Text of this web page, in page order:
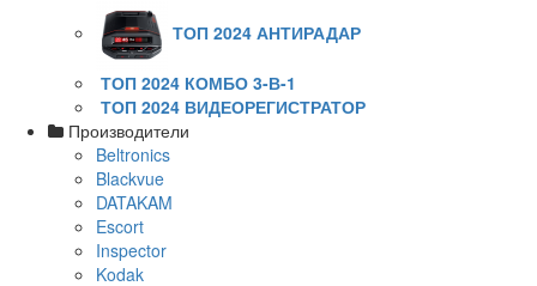
ТОП 2024 АНТИРАДАР
ТОП 2024 КОМБО 3-В-1
ТОП 2024 ВИДЕОРЕГИСТРАТОР
Производители
Beltronics
Blackvue
DATAKAM
Escort
Inspector
Kodak